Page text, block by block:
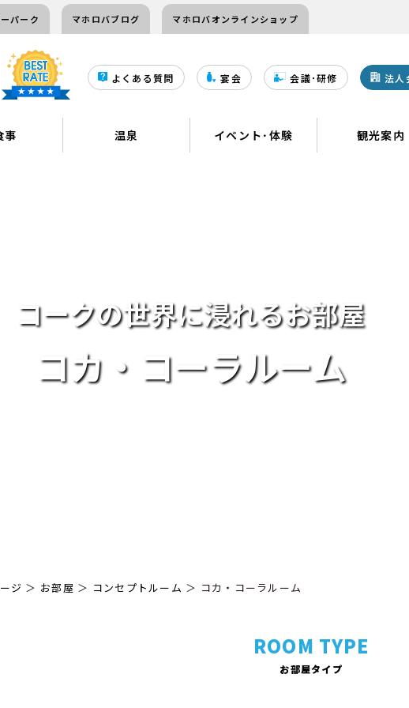
パーク マホロバブログ マホロバオンラインショップ
よくある質問 宴会 会議･研修 法人
事 温泉 イベント･体験 観光案内
コークの世界に浸れるお部屋
コカ・コーラルーム
ジ ＞ お部屋 ＞ コンセプトルーム ＞ コカ・コーラルーム
ROOM TYPE
お部屋タイプ